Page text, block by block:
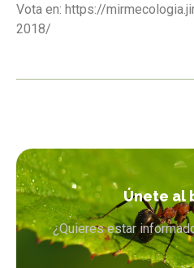
Vota en: https://
2018/
Únete al
¿Quieres estar